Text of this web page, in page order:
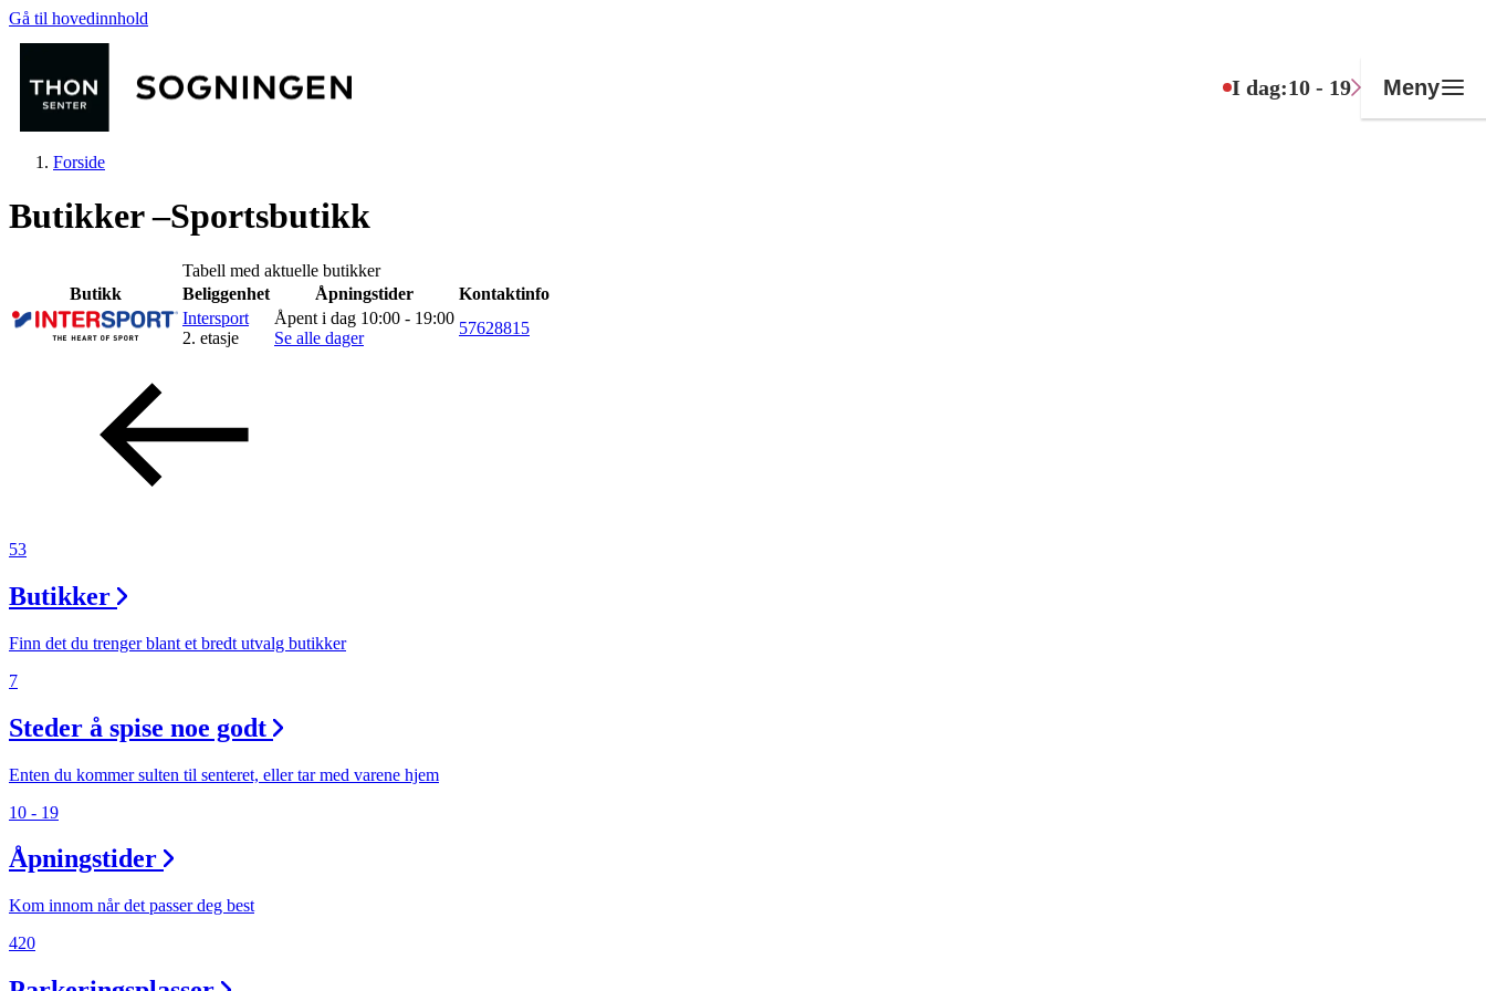
Gå til hovedinnhold
I dag:10 - 19 Meny
Butikker
Mat og drikke
Helse
Tilbud
Søk
Forside
Butikker –Sportsbutikk
Tabell med aktuelle butikker
Butikk
Beliggenhet Åpningstider
Kontaktinfo
Intersport
2. etasje
Åpent i dag 10:00 - 19:00
Se alle dager
57628815
53
Butikker
Finn det du trenger blant et bredt utvalg butikker
7
Steder å spise noe godt
Enten du kommer sulten til senteret, eller tar med varene hjem
10 - 19
Åpningstider
Kom innom når det passer deg best
420